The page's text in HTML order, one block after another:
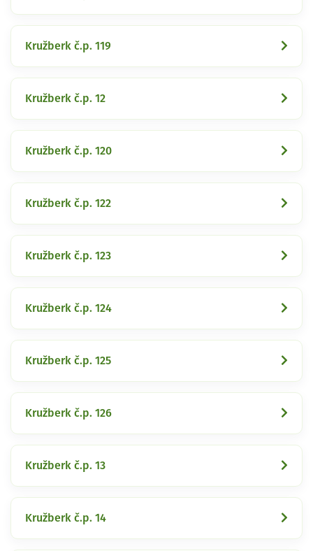
Kružberk č.p. 119
Kružberk č.p. 12
Kružberk č.p. 120
Kružberk č.p. 122
Kružberk č.p. 123
Kružberk č.p. 124
Kružberk č.p. 125
Kružberk č.p. 126
Kružberk č.p. 13
Kružberk č.p. 14